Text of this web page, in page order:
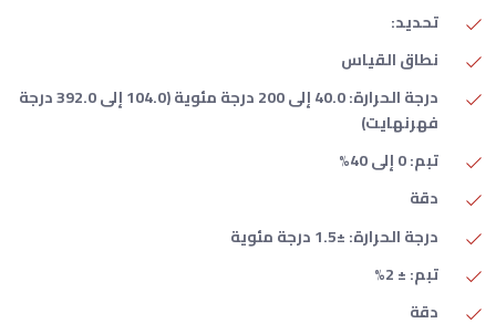
تحديد:
نطاق القياس
درجة الحرارة: 40.0 إلى 200 درجة مئوية (104.0 إلى 392.0 درجة
فهرنهايت)
تبم: 0 إلى 40%
دقة
درجة الحرارة: ±1.5 درجة مئوية
تبم: ± 2%
دقة